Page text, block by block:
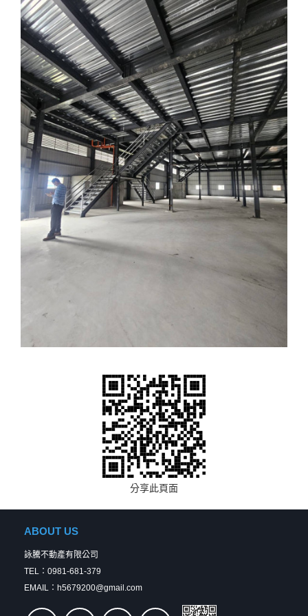
分享此頁面
ABOUT US
詠騰不動產有限公司
TEL：0981-681-379
EMAIL：h5679200@gmail.com